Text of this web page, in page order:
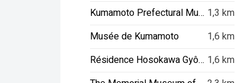
Kumamoto Prefectural Museum of Art 1,3 km
Musée de Kumamoto
1,6 km
Résidence Hosokawa Gyôbu-tei 1,6 km